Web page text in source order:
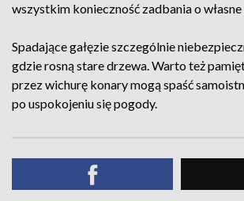
wszystkim konieczność zadbania o
Spadające gałęzie szczególnie
gdzie rosną stare drzewa. Warto też
przez wichurę konary mogą spaść
po uspokojeniu się pogody.